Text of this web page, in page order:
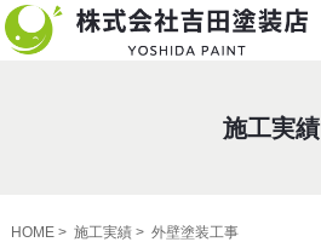
施工実績
HOME 施工実績 外壁塗装工事